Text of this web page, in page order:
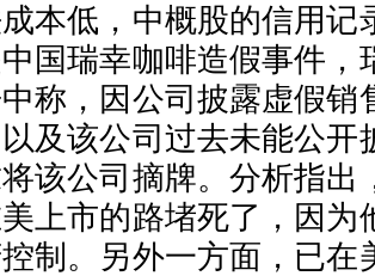
本低，中概股的信用记
国瑞幸咖啡造假事件，
称，因公司披露虚假销
及该公司过去未能公开
该公司摘牌。分析指出
上市的路堵死了，因为
制。另外一方面，已在